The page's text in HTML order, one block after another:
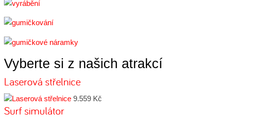
Vyberte si z našich atrakcí
Laserová střelnice
9.559 Kč
Surf simulátor